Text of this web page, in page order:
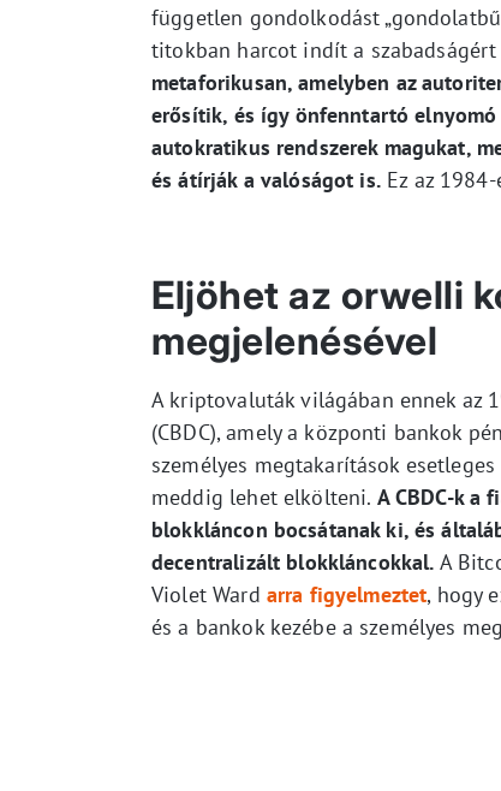
független gondolkodást
titokban harcot indít a szabadságért
metaforikusan, amelyben az
erősítik, és így önfenntartó
autokratikus rendszerek magukat,
és átírják a valóságot is.Ez az
Eljöhet az orwelli
megjelenésével
A kriptovaluták világában ennek az
(CBDC), amely a központi bankok
személyes megtakarítások
meddig lehet elkölteni. A CBDC-k a
blokkláncon bocsátanak ki, és
decentralizált blokkláncokkal. A
Violet Ward arra figyelmeztet, hogy
és a bankok kezébe a személyes